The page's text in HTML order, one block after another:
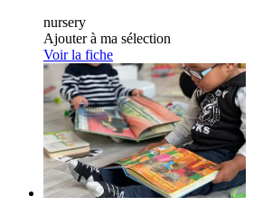
nursery
Ajouter à ma sélection
Voir la fiche